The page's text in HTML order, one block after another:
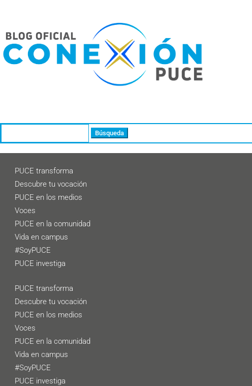
PUCE transforma
Descubre tu vocación
PUCE en los medios
Voces
PUCE en la comunidad
Vida en campus
#SoyPUCE
PUCE investiga
PUCE transforma
Descubre tu vocación
PUCE en los medios
Voces
PUCE en la comunidad
Vida en campus
#SoyPUCE
PUCE investiga